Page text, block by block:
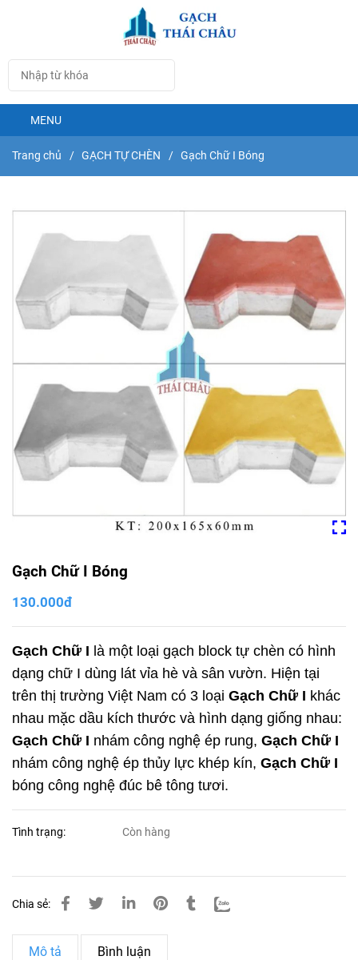
MENU
Trang chủ / GẠCH TỰ CHÈN / Gạch Chữ I Bóng
Gạch Chữ I Bóng
130.000đ
Gạch Chữ I là một loại gạch block tự chèn có hình
dạng chữ I dùng lát vỉa hè và sân vườn. Hiện tại
trên thị trường Việt Nam có 3 loại Gạch Chữ I khác
nhau mặc dầu kích thước và hình dạng giống nhau:
Gạch Chữ I nhám công nghệ ép rung, Gạch Chữ I
nhám công nghệ ép thủy lực khép kín, Gạch Chữ I
bóng công nghệ đúc bê tông tươi.
Tình trạng: Còn hàng
Chia sẻ:
Mô tả Bình luận